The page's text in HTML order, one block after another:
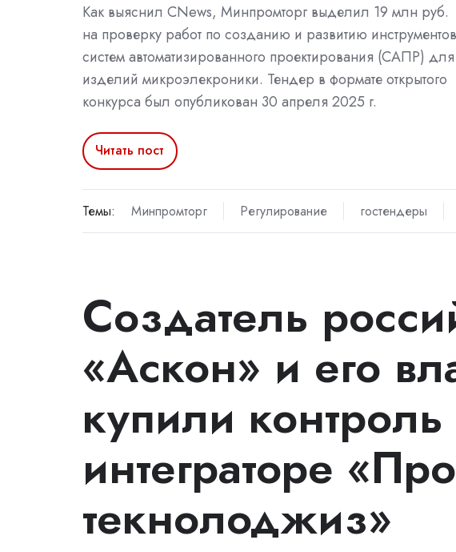
Как выяснил CNews, Минпромторг выделил 19 млн руб.
на проверку работ по созданию и развитию инструментов
систем автоматизированного проектирования (САПР) для
изделий микроэлекроники. Тендер в формате открытого
конкурса был опубликован 30 апреля 2025 г.
Читать пост
Темы: Минпромторг Регулирование гостендеры
Создатель
«Аскон» и его
купили контроль
интеграторе «Про
текнолоджиз»